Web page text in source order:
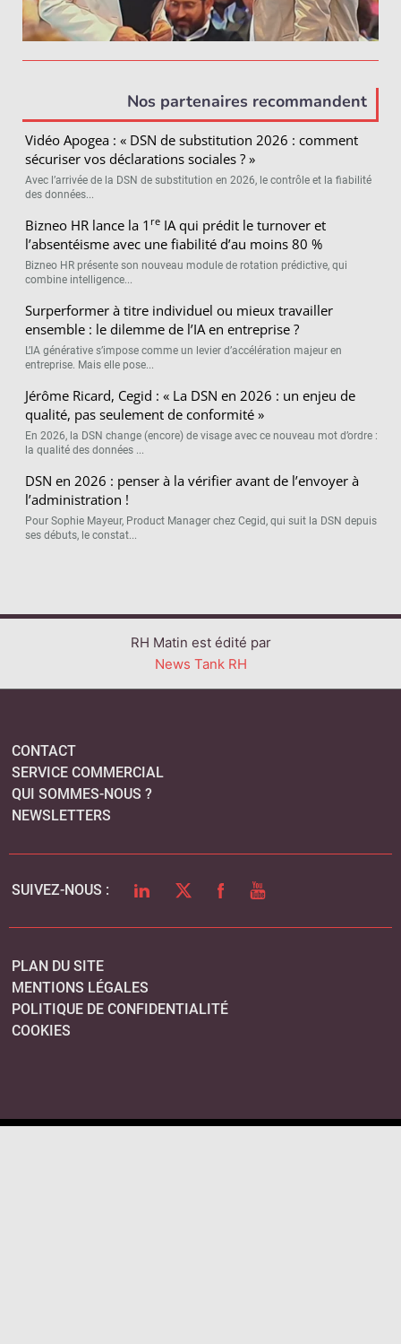
Nos partenaires recommandent
Vidéo Apogea : « DSN de substitution 2026 : comment
sécuriser vos déclarations sociales ? »
Avec l’arrivée de la DSN de substitution en 2026, le contrôle et la fiabilité
des données...
Bizneo HR lance la 1 re IA qui prédit le turnover et
l’absentéisme avec une fiabilité d’au moins 80 %
Bizneo HR présente son nouveau module de rotation prédictive, qui
combine intelligence...
Surperformer à titre individuel ou mieux travailler
ensemble : le dilemme de l’IA en entreprise ?
L’IA générative s’impose comme un levier d’accélération majeur en
entreprise. Mais elle pose...
Jérôme Ricard, Cegid : « La DSN en 2026 : un enjeu de
qualité, pas seulement de conformité »
En 2026, la DSN change (encore) de visage avec ce nouveau mot d’ordre :
la qualité des données ...
DSN en 2026 : penser à la vérifier avant de l’envoyer à
l’administration !
Pour Sophie Mayeur, Product Manager chez Cegid, qui suit la DSN depuis
ses débuts, le constat...
RH Matin est édité par
News Tank RH
CONTACT
SERVICE COMMERCIAL
QUI SOMMES-NOUS ?
NEWSLETTERS
SUIVEZ-NOUS : LINKEDINTWITTERFACEBOOK
YOUTUBE
PLAN DU SITE
MENTIONS LÉGALES
POLITIQUE DE CONFIDENTIALITÉ
COOKIES